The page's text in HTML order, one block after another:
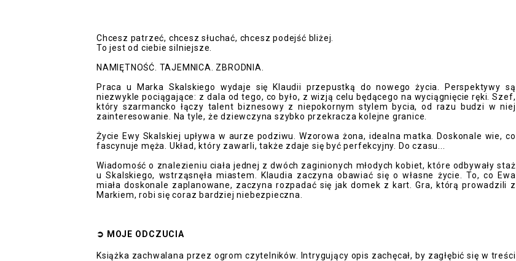
Chcesz patrzeć, chcesz słuchać, chcesz podejść bliżej.
To jest od ciebie silniejsze.
NAMIĘTNOŚĆ. TAJEMNICA. ZBRODNIA.
Praca u Marka Skalskiego wydaje się Klaudii przepustką do nowego życia. Perspektywy są
niezwykle pociągające: z dala od tego, co było, z wizją celu będącego na wyciągnięcie ręki. Szef,
który szarmancko łączy talent biznesowy z niepokornym stylem bycia, od razu budzi w niej
zainteresowanie. Na tyle, że dziewczyna szybko przekracza kolejne granice.
Życie Ewy Skalskiej upływa w aurze podziwu. Wzorowa żona, idealna matka. Doskonale wie, co
fascynuje męża. Układ, który zawarli, także zdaje się być perfekcyjny. Do czasu...
Wiadomość o znalezieniu ciała jednej z dwóch zaginionych młodych kobiet, które odbywały staż
u Skalskiego, wstrząsnęła miastem. Klaudia zaczyna obawiać się o własne życie. To, co Ewa
miała doskonale zaplanowane, zaczyna rozpadać się jak domek z kart. Gra, którą prowadzili z
Markiem, robi się coraz bardziej niebezpieczna.
➲ MOJE ODCZUCIA
Książka zachwalana przez ogrom czytelników. Intrygujący opis zachęcał, by zagłębić się w treści